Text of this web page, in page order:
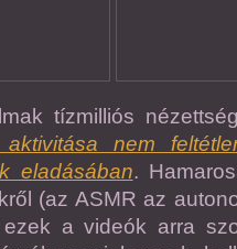
tízmilliós
nem
eladásában.
(az ASMR az
a videók arra